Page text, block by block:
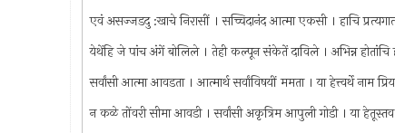
एवं असज्जडदु :खाचे निरासीं । सच्चिदानंद आत्मा एकसी । हाचि
येथेंहि जे पांच अंगें बोलिले । तेही कल्पून संकेतें दाविले । अभिन्न
सर्वांसी आत्मा आवडता । आत्मार्थ सर्वांविषयीं ममता । या हेत्त्वर्थे नाम
न कळे तोंवरी सीमा आवडी । सर्वांसी अकृत्रिम आपुली गोडी । या